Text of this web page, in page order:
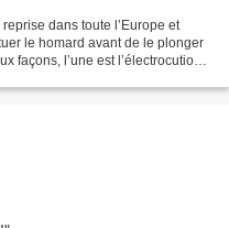
dans toute l’Europe et
le homard avant de le plonger
façons, l’une est l’électrocution,